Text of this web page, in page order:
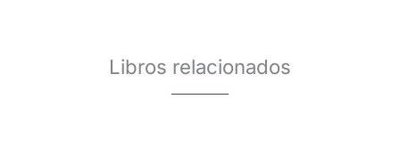
Libros relacionados